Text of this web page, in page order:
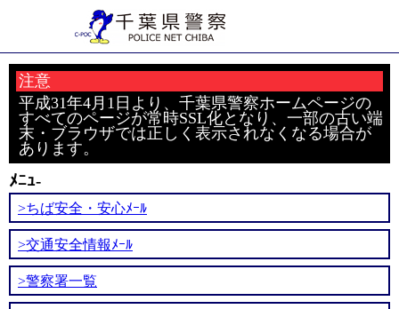
注意
平成31年4月1日より、千葉県警察ホームページの
すべてのページが常時SSL化となり、一部の古い端
末・ブラウザでは正しく表示されなくなる場合が
あります。
ﾒﾆｭ-
>ちば安全・安心ﾒｰﾙ
>交通安全情報ﾒｰﾙ
>警察署一覧